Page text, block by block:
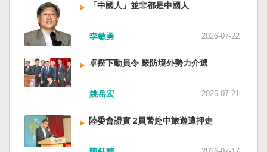
「中國人」並非都是中國人
李敏勇 2026-07-22
卓揆下動員令 嚴防境外勢力介選
姚岳宏 2026-07-21
陸委會證實 2員警赴中旅遊遭押走